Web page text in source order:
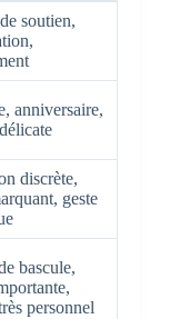
soutien,
anniversaire,
discrète,
geste
bascule,
personnel